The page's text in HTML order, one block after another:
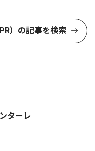
）の記事を検索
ターレ